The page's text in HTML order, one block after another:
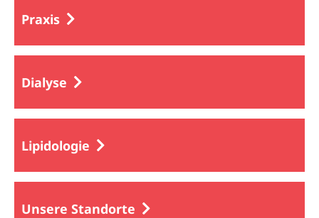
Praxis
Dialyse
Lipidologie
Unsere Standorte